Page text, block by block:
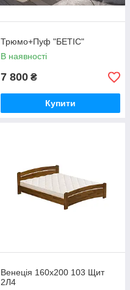
Трюмо+Пуф "БЕТІС"
В наявності
7 800 ₴
Купити
Венеція 160х200 103 Щит
2Л4